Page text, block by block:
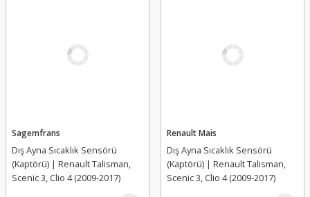
Sagemfrans
Dış Ayna Sıcaklık Sensörü
(Kaptörü) | Renault Talisman,
Scenic 3, Clio 4 (2009-2017)
Renault Mais
Dış Ayna Sıcaklık Sensörü
(Kaptörü) | Renault Talisman,
Scenic 3, Clio 4 (2009-2017)